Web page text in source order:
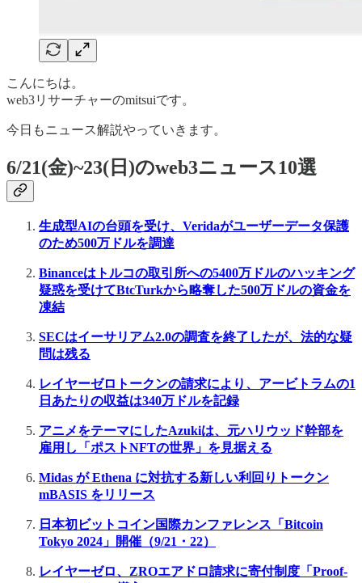
こんにちは。
web3リサーチャーのmitsuiです。
今日もニュース解説やっていきます。
6/21(金)~23(日)のweb3ニュース10選
生成型AIの台頭を受け、Veridaがユーザーデータ保護
のため500万ドルを調達
Binanceはトルコの取引所への5400万ドルのハッキング
疑惑を受けてBtcTurkから略奪した500万ドルの資金を
凍結
SECはイーサリアム2.0の調査を終了したが、法的な疑
問は残る
レイヤーゼロトークンの請求により、アービトラムの1
日あたりの収益は340万ドルを記録
アニメをテーマにしたAzukiは、元ハリウッド幹部を
雇用し「ポストNFTの世界」を見据える
Midas が Ethena に対抗する新しい利回りトークン
mBASIS をリリース
日本初ビットコイン国際カンファレンス「Bitcoin
Tokyo 2024」開催（9/21・22）
レイヤーゼロ、ZROエアドロ請求に寄付制度「Proof-